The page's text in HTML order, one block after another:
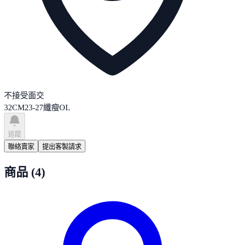
不接受面交
32CM23-27纖瘦OL
追蹤
聯絡賣家
提出客製請求
商品 (4)